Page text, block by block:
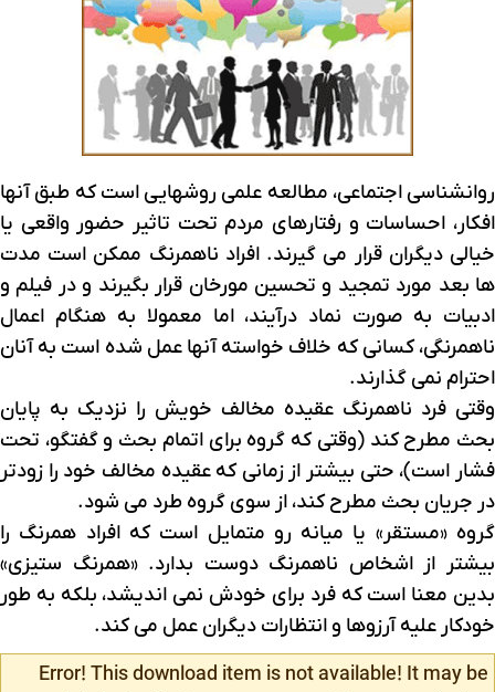
روانشناسی اجتماعی، مطالعه علمی روشهایی است که طبق آنها
افکار، احساسات و رفتارهای مردم تحت تاثیر حضور واقعی یا
خیالی دیگران قرار می گیرند. افراد ناهمرنگ ممکن است مدت
ها بعد مورد تمجید و تحسین مورخان قرار بگیرند و در فیلم و
ادبیات به صورت نماد درآیند، اما معمولا به هنگام اعمال
ناهمرنگی، کسانی که خلاف خواسته آنها عمل شده است به آنان
احترام نمی گذارند.
وقتی فرد ناهمرنگ عقیده مخالف خویش را نزدیک به پایان
بحث مطرح کند (وقتی که گروه برای اتمام بحث و گفتگو، تحت
فشار است)، حتی بیشتر از زمانی که عقیده مخالف خود را زودتر
در جریان بحث مطرح کند، از سوی گروه طرد می شود.
گروه «مستقر» یا میانه رو متمایل است که افراد همرنگ را
بیشتر از اشخاص ناهمرنگ دوست بدارد. «همرنگ ستیزی»
بدین معنا است که فرد برای خودش نمی اندیشد، بلکه به طور
خودکار علیه آرزوها و انتظارات دیگران عمل می کند.
Error! This download item is not available! It may be